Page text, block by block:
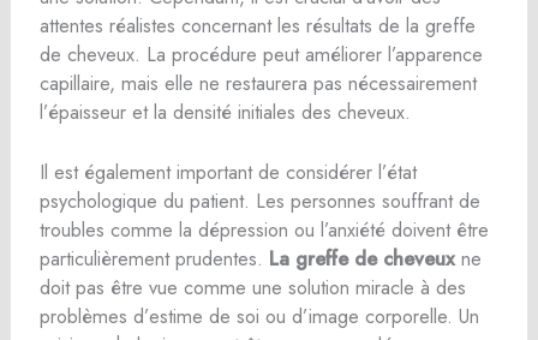
attentes réalistes concernant les résultats de la greffe
de cheveux. La procédure peut améliorer l’apparence
capillaire, mais elle ne restaurera pas nécessairement
l’épaisseur et la densité initiales des cheveux.
Il est également important de considérer l’état
psychologique du patient. Les personnes souffrant de
troubles comme la dépression ou l’anxiété doivent être
particulièrement prudentes. La greffe de cheveuxne
doit pas être vue comme une solution miracle à des
problèmes d’estime de soi ou d’image corporelle. Un